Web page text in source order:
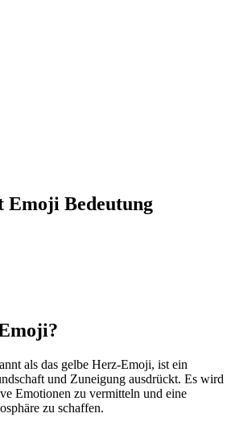
Emoji Bedeutung
als das gelbe Herz-Emoji, ist ein
und Zuneigung ausdrückt. Es wird
Emotionen zu vermitteln und eine
zu schaffen.